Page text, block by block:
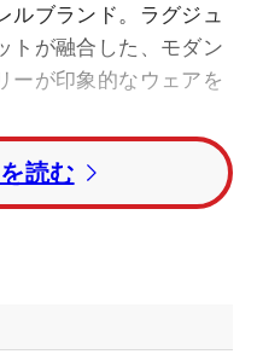
ルブランド。ラグジュ
トが融合した、モダン
ーが印象的なウェアを
て戦うハナは「今シ
ウェアを着用させてい
、シーズンが始まる
ウェアの着こなしにも
読む